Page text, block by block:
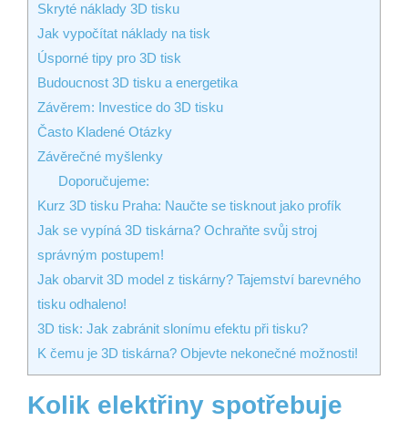
Skryté ‍náklady 3D tisku
Jak vypočítat náklady na tisk
Úsporné tipy pro 3D tisk
Budoucnost 3D tisku a​ energetika
Závěrem: Investice do ⁣3D tisku
Často Kladené Otázky
Závěrečné myšlenky
Doporučujeme:
Kurz 3D tisku Praha: Naučte se tisknout jako profík
Jak se vypíná 3D tiskárna? Ochraňte svůj stroj
správným postupem!
Jak obarvit 3D model z tiskárny? Tajemství barevného
tisku odhaleno!
3D tisk: Jak zabránit slonímu efektu při tisku?
K čemu je 3D tiskárna? Objevte nekonečné možnosti!
Kolik elektřiny spotřebuje